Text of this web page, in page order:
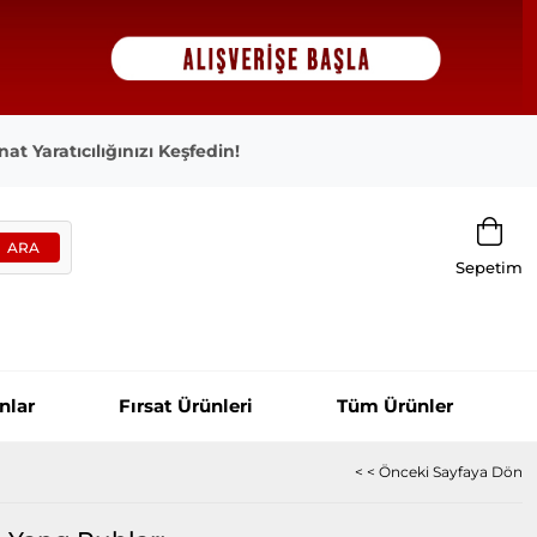
Yaratıcılığınızı Keşfedin!
Sepetim
Fırsat Ürünleri Tüm Ürünler
< < Önceki Sayfaya Dön